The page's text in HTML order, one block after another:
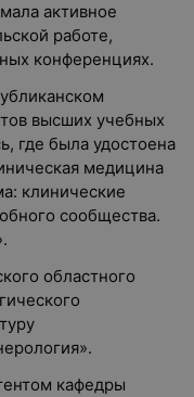
активное
работе,
конференциях.
высших учебных
где была удостоена
медицина
клинические
сообщества.
областного
кафедры